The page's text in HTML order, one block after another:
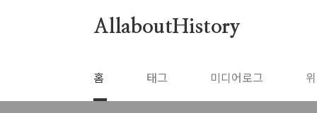
AllaboutHistory
홈 태그 미디어로그